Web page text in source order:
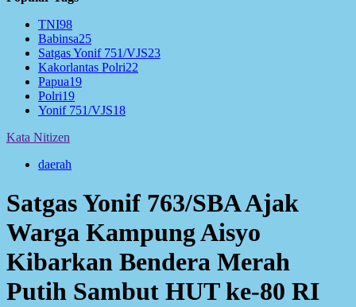
TNI98
Babinsa25
Satgas Yonif 751/VJS23
Kakorlantas Polri22
Papua19
Polri19
Yonif 751/VJS18
Kata Nitizen
daerah
Satgas Yonif 763/SBA Ajak
Warga Kampung Aisyo
Kibarkan Bendera Merah
Putih Sambut HUT ke-80 RI